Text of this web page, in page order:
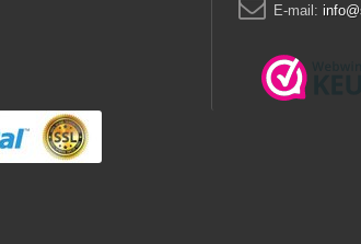
E-mail: